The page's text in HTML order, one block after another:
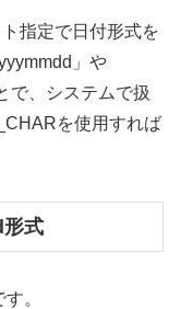
指定で日付形式を
」や
で、システムで扱
を使用すれば
式
。